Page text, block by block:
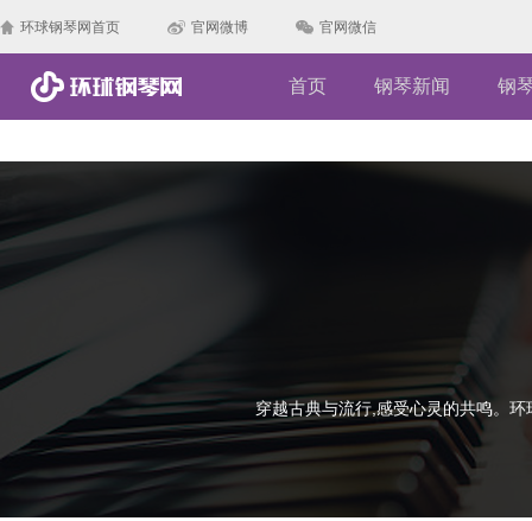
环球钢琴网首页 官网微博 官网微信
首页 钢琴新闻 钢
穿越古典与流行,感受心灵的共鸣。